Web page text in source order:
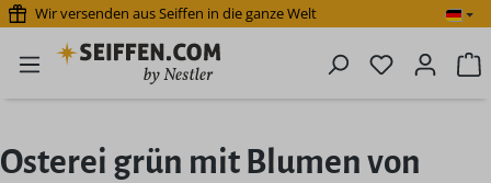
Zum Hauptinhalt springen
Wir versenden aus Seiffen in die ganze Welt
Du hast 0
Osterei grün mit Blumen von